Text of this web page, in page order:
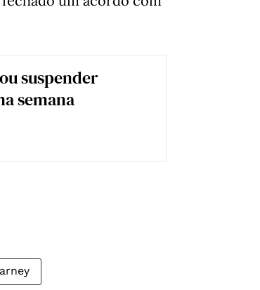
suspender
semana